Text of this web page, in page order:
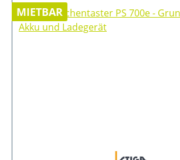
MIETBAR